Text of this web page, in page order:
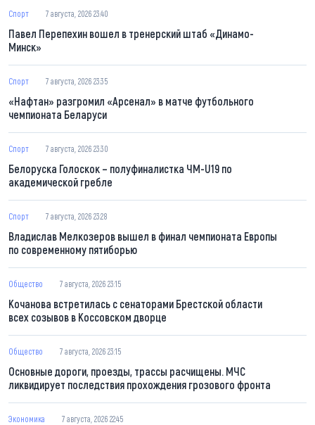
Спорт 7 августа, 2026 23:40
Павел Перепехин вошел в тренерский штаб «Динамо-
Минск»
Спорт 7 августа, 2026 23:35
«Нафтан» разгромил «Арсенал» в матче футбольного
чемпионата Беларуси
Спорт 7 августа, 2026 23:30
Белоруска Голоскок – полуфиналистка ЧМ-U19 по
академической гребле
Спорт 7 августа, 2026 23:28
Владислав Мелкозеров вышел в финал чемпионата Европы
по современному пятиборью
Общество 7 августа, 2026 23:15
Кочанова встретилась с сенаторами Брестской области
всех созывов в Коссовском дворце
Общество 7 августа, 2026 23:15
Основные дороги, проезды, трассы расчищены. МЧС
ликвидирует последствия прохождения грозового фронта
Экономика 7 августа, 2026 22:45